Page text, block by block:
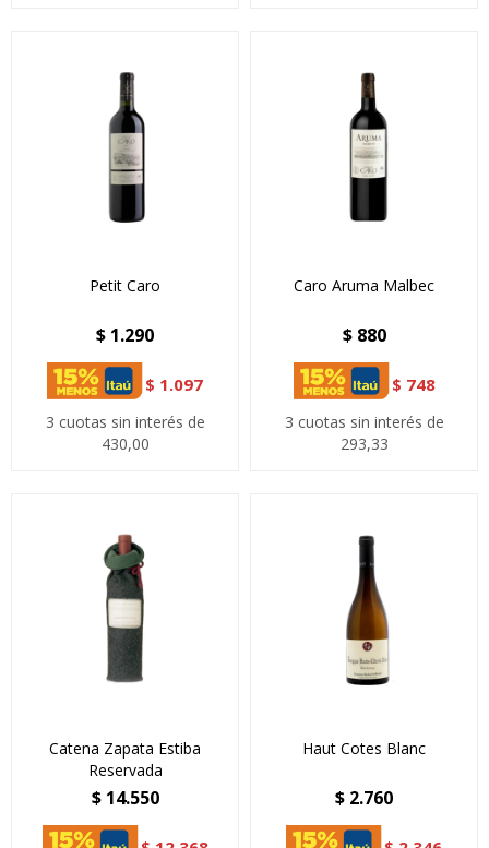
Petit Caro
$ 1.290
$ 1.097
3 cuotas sin interés de
430,00
Caro Aruma Malbec
$ 880
$ 748
3 cuotas sin interés de
293,33
Catena Zapata Estiba
Reservada
$ 14.550
Haut Cotes Blanc
$ 2.760